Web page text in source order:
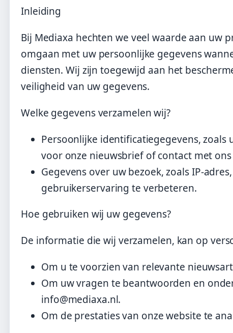
Inleiding
Bij Mediaxa hechten we veel waarde aan uw
omgaan met uw persoonlijke gegevens
diensten. Wij zijn toegewijd aan het
veiligheid van uw gegevens.
Welke gegevens verzamelen wij?
Persoonlijke identificatiegegevens,
voor onze nieuwsbrief of contact met
Gegevens over uw bezoek, zoals IP-
gebruikerservaring te verbeteren.
Hoe gebruiken wij uw gegevens?
De informatie die wij verzamelen, kan op
Om u te voorzien van relevante
Om uw vragen te beantwoorden en
info@mediaxa.nl.
Om de prestaties van onze website te